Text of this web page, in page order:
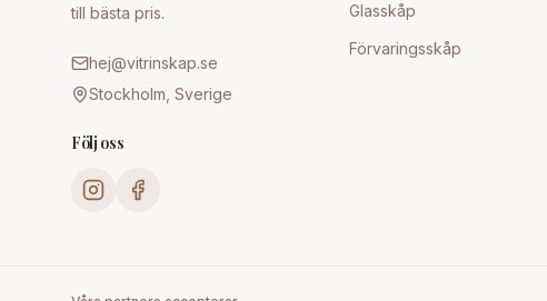
till bästa pris.
hej@vitrinskap.se
Stockholm, Sverige
Följ oss
Glasskåp
Förvaringsskåp